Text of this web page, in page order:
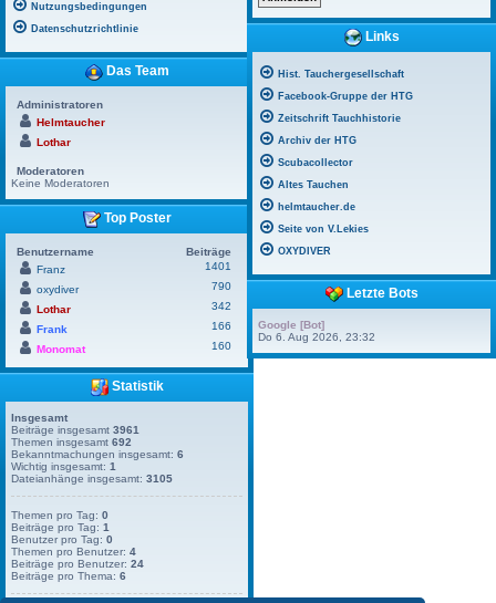
Nutzungsbedingungen
Datenschutzrichtlinie
Das Team
Administratoren
Helmtaucher
Lothar
Moderatoren
Keine Moderatoren
Top Poster
Benutzername
Beiträge
Franz
1401
oxydiver
790
Lothar
342
Frank
166
Monomat
160
Statistik
Insgesamt
Beiträge insgesamt 3961
Themen insgesamt 692
Bekanntmachungen insgesamt: 6
Wichtig insgesamt: 1
Dateianhänge insgesamt: 3105
Themen pro Tag: 0
Beiträge pro Tag: 1
Benutzer pro Tag: 0
Themen pro Benutzer: 4
Beiträge pro Benutzer: 24
Beiträge pro Thema: 6
Links
Hist. Tauchergesellschaft
Facebook-Gruppe der HTG
Zeitschrift Tauchhistorie
Archiv der HTG
Scubacollector
Altes Tauchen
helmtaucher.de
Seite von V.Lekies
OXYDIVER
Letzte Bots
Google [Bot]
Do 6. Aug 2026, 23:32